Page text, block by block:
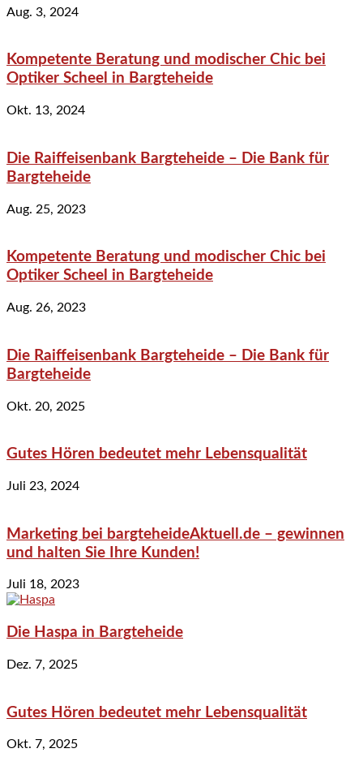
Aug. 3, 2024
Kompetente Beratung und modischer Chic bei
Optiker Scheel in Bargteheide
Okt. 13, 2024
Die Raiffeisenbank Bargteheide – Die Bank für
Bargteheide
Aug. 25, 2023
Kompetente Beratung und modischer Chic bei
Optiker Scheel in Bargteheide
Aug. 26, 2023
Die Raiffeisenbank Bargteheide – Die Bank für
Bargteheide
Okt. 20, 2025
Gutes Hören bedeutet mehr Lebensqualität
Juli 23, 2024
Marketing bei bargteheideAktuell.de – gewinnen
und halten Sie Ihre Kunden!
Juli 18, 2023
Die Haspa in Bargteheide
Dez. 7, 2025
Gutes Hören bedeutet mehr Lebensqualität
Okt. 7, 2025